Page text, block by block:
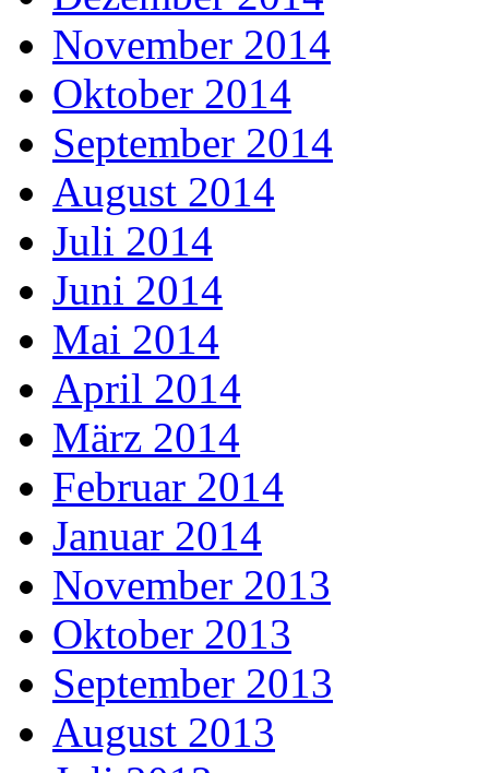
November 2014
Oktober 2014
September 2014
August 2014
Juli 2014
Juni 2014
Mai 2014
April 2014
März 2014
Februar 2014
Januar 2014
November 2013
Oktober 2013
September 2013
August 2013